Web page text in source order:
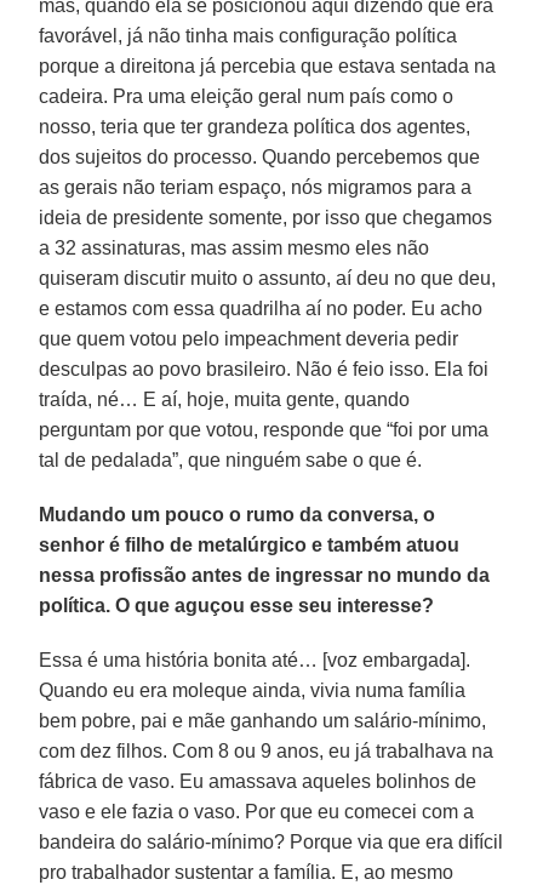
mas, quando ela se posicionou aqui dizendo que era
favorável, já não tinha mais configuração política
porque a direitona já percebia que estava sentada na
cadeira. Pra uma eleição geral num país como o
nosso, teria que ter grandeza política dos agentes,
dos sujeitos do processo. Quando percebemos que
as gerais não teriam espaço, nós migramos para a
ideia de presidente somente, por isso que chegamos
a 32 assinaturas, mas assim mesmo eles não
quiseram discutir muito o assunto, aí deu no que deu,
e estamos com essa quadrilha aí no poder. Eu acho
que quem votou pelo impeachment deveria pedir
desculpas ao povo brasileiro. Não é feio isso. Ela foi
traída, né… E aí, hoje, muita gente, quando
perguntam por que votou, responde que “foi por uma
tal de pedalada”, que ninguém sabe o que é.
Mudando um pouco o rumo da conversa, o
senhor é filho de metalúrgico e também atuou
nessa profissão antes de ingressar no mundo da
política. O que aguçou esse seu interesse?
Essa é uma história bonita até… [voz embargada].
Quando eu era moleque ainda, vivia numa família
bem pobre, pai e mãe ganhando um salário-mínimo,
com dez filhos. Com 8 ou 9 anos, eu já trabalhava na
fábrica de vaso. Eu amassava aqueles bolinhos de
vaso e ele fazia o vaso. Por que eu comecei com a
bandeira do salário-mínimo? Porque via que era difícil
pro trabalhador sustentar a família. E, ao mesmo